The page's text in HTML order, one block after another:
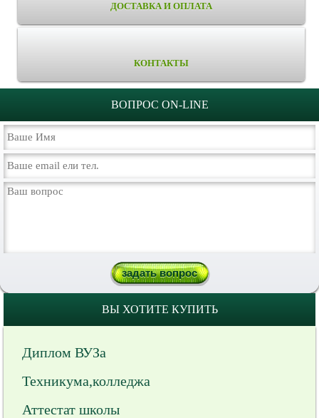
ДОСТАВКА И ОПЛАТА
КОНТАКТЫ
ВОПРОС ON-LINE
ВЫ ХОТИТЕ КУПИТЬ
Диплом ВУЗа
Техникума,колледжа
Аттестат школы